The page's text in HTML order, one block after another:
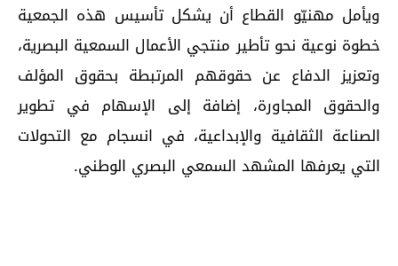
ويأمل مهنيّو القطاع أن يشكل تأسيس هذه الجمعية
خطوة نوعية نحو تأطير منتجي الأعمال السمعية البصرية،
وتعزيز الدفاع عن حقوقهم المرتبطة بحقوق المؤلف
والحقوق المجاورة، إضافة إلى الإسهام في تطوير
الصناعة الثقافية والإبداعية، في انسجام مع التحولات
التي يعرفها المشهد السمعي البصري الوطني.